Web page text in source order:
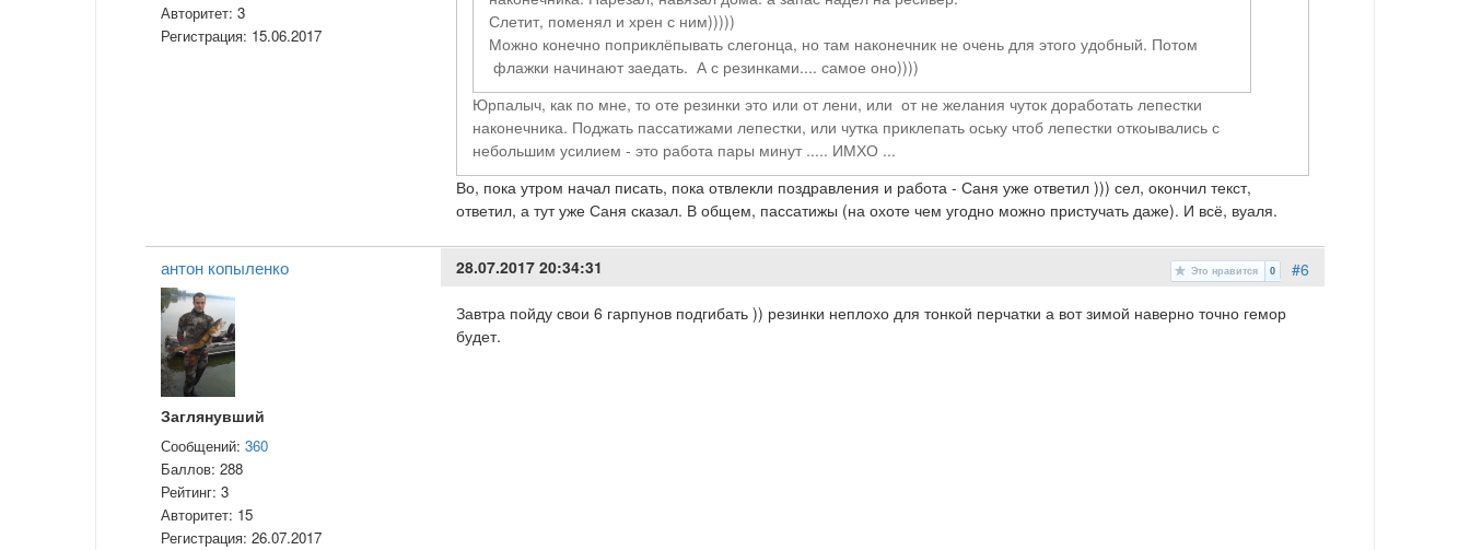
Авторитет: 3
Регистрация: 15.06.2017
Слетит, поменял и хрен с ним)))))
Можно конечно поприклёпывать слегонца, но там наконечник не очень для этого удобный. Потом
флажки начинают заедать. А с резинками.... самое оно))))
Юрпалыч, как по мне, то оте резинки это или от лени, или от не желания чуток доработать лепестки
наконечника. Поджать пассатижами лепестки, или чутка приклепать оську чтоб лепестки откоывались с
небольшим усилием - это работа пары минут ..... ИМХО ...
Во, пока утром начал писать, пока отвлекли поздравления и работа - Саня уже ответил ))) сел, окончил текст,
ответил, а тут уже Саня сказал. В общем, пассатижы (на охоте чем угодно можно пристучать даже). И всё, вуаля.
антон копыленко
Заглянувший
Сообщений: 360
Баллов: 288
Рейтинг: 3
Авторитет: 15
Регистрация: 26.07.2017
#6
Это нравится 0
28.07.2017 20:34:31
Завтра пойду свои 6 гарпунов подгибать )) резинки неплохо для тонкой перчатки а вот зимой наверно точно гемор
будет.